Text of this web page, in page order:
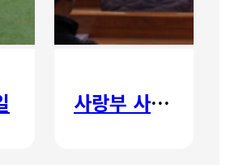
사랑부 사랑주일